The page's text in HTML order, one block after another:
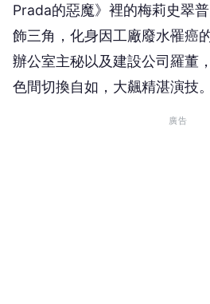
Prada的惡魔》裡的梅莉史翠
飾三角，化身因工廠廢水罹癌
辦公室主秘以及建設公司羅董
色間切換自如，大飆精湛演技。
廣告